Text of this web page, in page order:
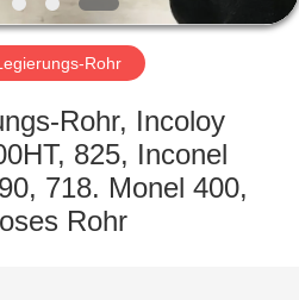
Rohr
Rohr, Incoloy
825, Inconel
718. Monel 400,
Rohr